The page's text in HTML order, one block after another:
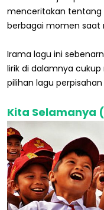
menceritakan tentang
berbagai momen saat
Irama lagu ini
lirik di dalamnya
pilihan lagu
Kita Selamanya